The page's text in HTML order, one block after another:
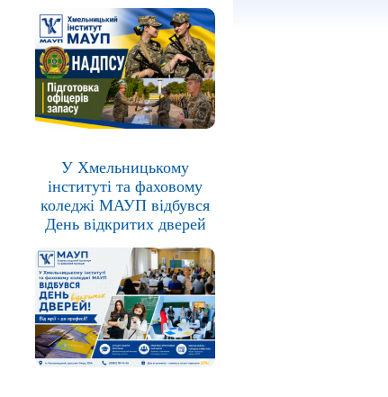
У Хмельницькому
інституті та фаховому
коледжі МАУП відбувся
День відкритих дверей